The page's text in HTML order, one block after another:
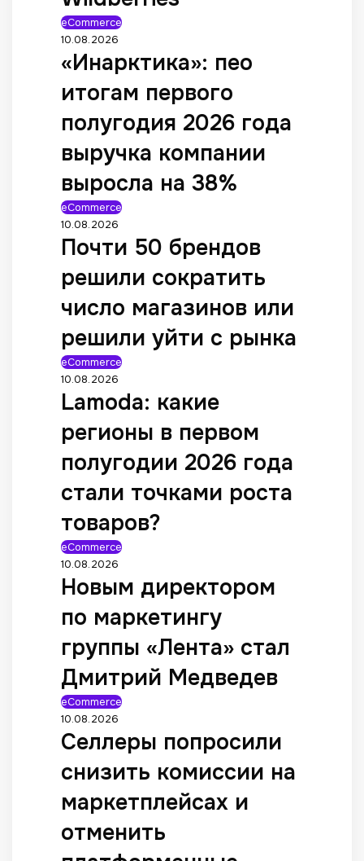
eCommerce
10.08.2026
«Инарктика»: пео
итогам первого
полугодия 2026 года
выручка компании
выросла на 38%
eCommerce
10.08.2026
Почти 50 брендов
решили сократить
число магазинов или
решили уйти с рынка
eCommerce
10.08.2026
Lamoda: какие
регионы в первом
полугодии 2026 года
стали точками роста
товаров?
eCommerce
10.08.2026
Новым директором
по маркетингу
группы «Лента» стал
Дмитрий Медведев
eCommerce
10.08.2026
Селлеры попросили
снизить комиссии на
маркетплейсах и
отменить